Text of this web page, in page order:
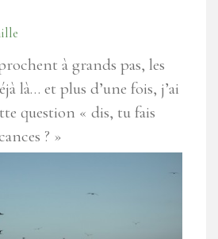
à grands pas, les
là… et plus d’une fois, j’ai
question « dis, tu fais
? »